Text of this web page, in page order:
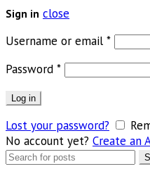
Sign in close
Username or email *
Password *Обязательно
Log in
Lost your password?
No account yet? Create an
Search